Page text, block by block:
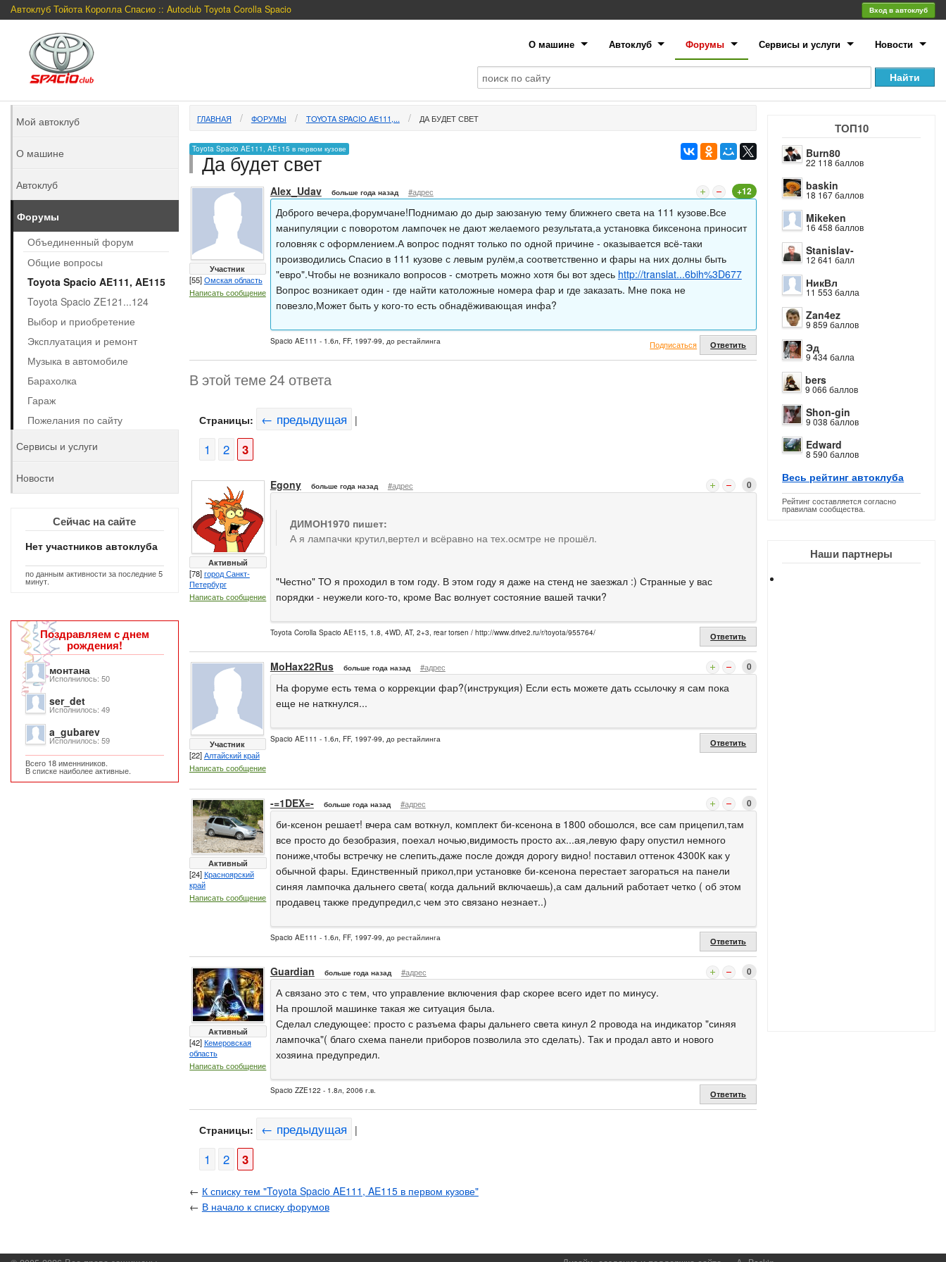
Автоклуб Тойота Королла Спасио :: Autoclub Toyota Corolla Spacio Вход в автоклуб
О машине Автоклуб Форумы Сервисы и услуги Новости
ТОП10
Burn80
22 118 баллов
baskin
18 167 баллов
Mikeken
16 458 баллов
Stanislav-
12 641 балл
НикВл
11 553 балла
Zan4ez
9 859 баллов
Эд
9 434 балла
bers
9 066 баллов
Shon-gin
9 038 баллов
Edward
8 590 баллов
Весь рейтинг автоклуба
Рейтинг составляется согласно
правилам сообщества.
Наши партнеры
ГЛАВНАЯ ФОРУМЫ TOYOTA SPACIO AE111,... ДА БУДЕТ СВЕТ
Toyota Spacio AE111, AE115 в первом кузове
Да будет свет
Участник
[55]Омская область
Написать сообщение
Alex_Udav больше года назад #адрес +12
Доброго вечера,форумчане!Поднимаю до дыр заюзаную тему ближнего света на 111 кузове.Все
манипуляции с поворотом лампочек не дают желаемого результата,а установка биксенона приносит
головняк с оформлением.А вопрос поднят только по одной причине - оказывается всё-таки
производились Спасио в 111 кузове с левым рулём,а соответственно и фары на них долны быть
"евро".Чтобы не возникало вопросов - смотреть можно хотя бы вот здесь http://translat...6bih%3D677
Вопрос возникает один - где найти католожные номера фар и где заказать. Мне пока не
повезло,Может быть у кого-то есть обнадёживающая инфа?
Spacio AE111 - 1.6л, FF, 1997-99, до рестайлинга Подписаться Ответить
В этой теме 24 ответа
Страницы: ← предыдущая |
1 2 3
Активный
[78]город Санкт-
Петербург
Написать сообщение
Egony больше года назад #адрес 0
ДИМОН1970 пишет:
А я лампачки крутил,вертел и всёравно на тех.осмтре не прошёл.
"Честно" ТО я проходил в том году. В этом году я даже на стенд не заезжал :) Странные у вас
порядки - неужели кого-то, кроме Вас волнует состояние вашей тачки?
Toyota Corolla Spacio AE115, 1.8, 4WD, AT, 2+3, rear torsen / http://www.drive2.ru/r/toyota/955764/ Ответить
Участник
[22]Алтайский край
Написать сообщение
MoHax22Rus больше года назад #адрес 0
На форуме есть тема о коррекции фар?(инструкция) Если есть можете дать ссылочку я сам пока
еще не наткнулся...
Spacio AE111 - 1.6л, FF, 1997-99, до рестайлинга Ответить
Активный
[24]Красноярский
край
Написать сообщение
-=1DEX=- больше года назад #адрес 0
би-ксенон решает! вчера сам воткнул, комплект би-ксенона в 1800 обошолся, все сам прицепил,там
все просто до безобразия, поехал ночью,видимость просто ах...ая,левую фару опустил немного
пониже,чтобы встречку не слепить,даже после дождя дорогу видно! поставил оттенок 4300К как у
обычной фары. Единственный прикол,при установке би-ксенона перестает загораться на панели
синяя лампочка дальнего света( когда дальний включаешь),а сам дальний работает четко ( об этом
продавец также предупредил,с чем это связано незнает..)
Spacio AE111 - 1.6л, FF, 1997-99, до рестайлинга Ответить
Активный
[42]Кемеровская
область
Написать сообщение
Guardian больше года назад #адрес 0
А связано это с тем, что управление включения фар скорее всего идет по минусу.
На прошлой машинке такая же ситуация была.
Сделал следующее: просто с разъема фары дальнего света кинул 2 провода на индикатор "синяя
лампочка"( благо схема панели приборов позволила это сделать). Так и продал авто и нового
хозяина предупредил.
Spacio ZZE122 - 1.8л, 2006 г.в. Ответить
Страницы: ← предыдущая |
1 2 3
← К списку тем "Toyota Spacio AE111, AE115 в первом кузове"
← В начало к списку форумов
Мой автоклуб
О машине
Автоклуб
Форумы
Объединенный форум
Общие вопросы
Toyota Spacio AE111, AE115
Toyota Spacio ZE121...124
Выбор и приобретение
Эксплуатация и ремонт
Музыка в автомобиле
Барахолка
Гараж
Пожелания по сайту
Сервисы и услуги
Новости
Сейчас на сайте
Нет участников автоклуба
по данным активности за последние 5
минут.
Поздравляем с днем
рождения!
монтана
Исполнилось: 50
ser_det
Исполнилось: 49
a_gubarev
Исполнилось: 59
Всего 18 именниников.
В списке наиболее активные.